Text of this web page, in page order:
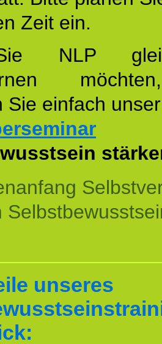
Zeit ein.
NLP
Sie einfach unser
unseres